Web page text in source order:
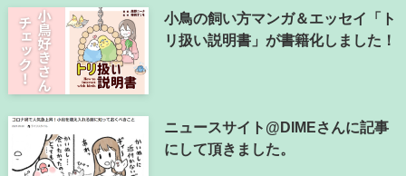
小鳥の飼い方マンガ＆エッセイ「ト
リ扱い説明書」が書籍化しました！
ニュースサイト@DIMEさんに記事
にして頂きました。